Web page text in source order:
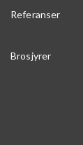
Referanser
Brosjyrer